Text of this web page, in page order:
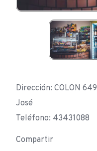
Dirección: COLON
José
Teléfono: 43431088
Compartir